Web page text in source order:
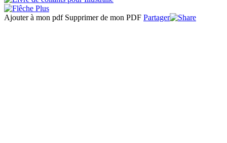
Ajouter à mon pdf Supprimer de mon PDF Partager